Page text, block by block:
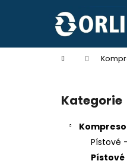
Domů
Přeskočit
kategorie
Kategorie
Pístové
Pístové
í
Zpět
do
Zpět
do